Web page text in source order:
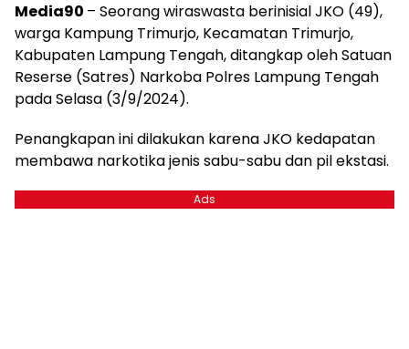
Media90 – Seorang wiraswasta berinisial JKO (49),
warga Kampung Trimurjo, Kecamatan Trimurjo,
Kabupaten Lampung Tengah, ditangkap oleh Satuan
Reserse (Satres) Narkoba Polres Lampung Tengah
pada Selasa (3/9/2024).
Penangkapan ini dilakukan karena JKO kedapatan
membawa narkotika jenis sabu-sabu dan pil ekstasi.
Ads